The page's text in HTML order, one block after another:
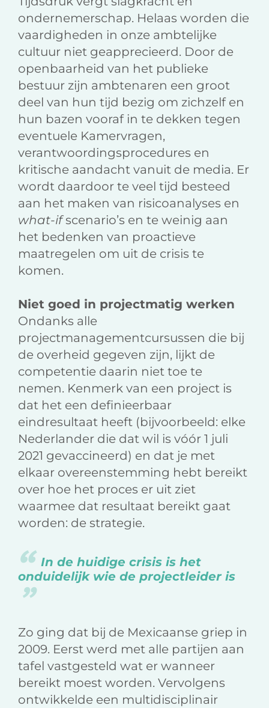
ondernemerschap. Helaas worden die
vaardigheden in onze ambtelijke
cultuur niet geapprecieerd. Door de
openbaarheid van het publieke
bestuur zijn ambtenaren een groot
deel van hun tijd bezig om zichzelf en
hun bazen vooraf in te dekken tegen
eventuele Kamervragen,
verantwoordingsprocedures en
kritische aandacht vanuit de media. Er
wordt daardoor te veel tijd besteed
aan het maken van risicoanalyses en
what-ifscenario’s en te weinig aan
het bedenken van proactieve
maatregelen om uit de crisis te
komen.
Niet goed in projectmatig werken
Ondanks alle
projectmanagementcursussen die bij
de overheid gegeven zijn, lijkt de
competentie daarin niet toe te
nemen. Kenmerk van een project is
dat het een definieerbaar
eindresultaat heeft (bijvoorbeeld: elke
Nederlander die dat wil is vóór 1 juli
2021 gevaccineerd) en dat je met
elkaar overeenstemming hebt bereikt
over hoe het proces er uit ziet
waarmee dat resultaat bereikt gaat
worden: de strategie.
In de huidige crisis is het
onduidelijk wie de projectleider is
Zo ging dat bij de Mexicaanse griep in
2009. Eerst werd met alle partijen aan
tafel vastgesteld wat er wanneer
bereikt moest worden. Vervolgens
ontwikkelde een multidisciplinair